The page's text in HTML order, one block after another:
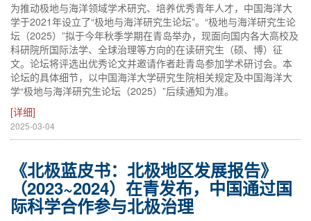
为推动极地与海洋领域学术研究、培养优秀青年人才，中国海洋大
学于2021年设立了“极地与海洋研究生论坛”。“极地与海洋研究生论
坛（2025）”拟于今年秋季学期在青岛举办，现面向国内各大高校及
科研院所国际法学、全球治理等方向的在读研究生（硕、博）征
文。论坛将评选出优秀论文并邀请作者赴青岛参加学术研讨会。本
论坛的具体细节，以中国海洋大学研究生院相关规定及中国海洋大
学“极地与海洋研究生论坛（2025）”后续通知为准。
[详细]
2025-03-04
《北极蓝皮书：北极地区发展报告》
（2023~2024）在青发布，中国通过国
际科学合作参与北极治理